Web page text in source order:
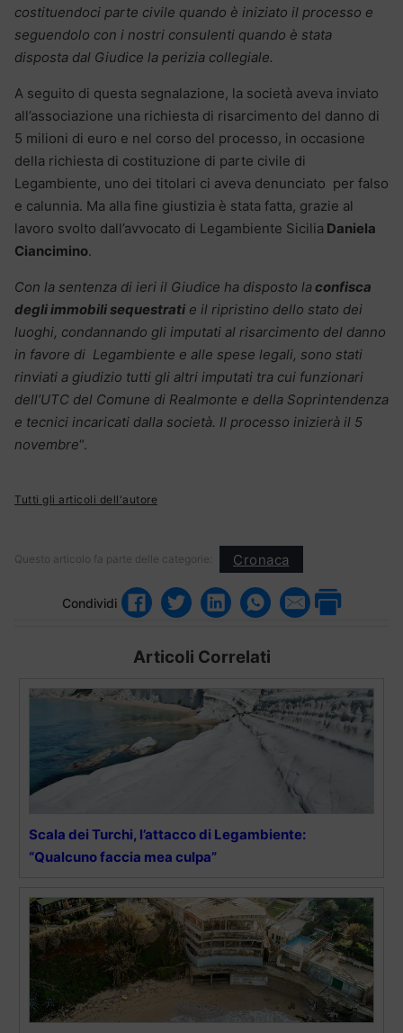
costituendoci parte civile quando è iniziato il processo e
seguendolo con i nostri consulenti quando è stata
disposta dal Giudice la perizia collegiale.
A seguito di questa segnalazione, la società aveva inviato
all’associazione una richiesta di risarcimento del danno di
5 milioni di euro e nel corso del processo, in occasione
della richiesta di costituzione di parte civile di
Legambiente, uno dei titolari ci aveva denunciato per falso
e calunnia. Ma alla fine giustizia è stata fatta, grazie al
lavoro svolto dall’avvocato di Legambiente Sicilia Daniela
Ciancimino.
Con la sentenza di ieri il Giudice ha disposto laconfisca
degli immobili sequestrati e il ripristino dello stato dei
luoghi, condannando gli imputati al risarcimento del danno
in favore di Legambiente e alle spese legali, sono stati
rinviati a giudizio tutti gli altri imputati tra cui funzionari
dell’UTC del Comune di Realmonte e della Soprintendenza
e tecnici incaricati dalla società. Il processo inizierà il 5
novembre“.
Tutti gli articoli dell'autore
Questo articolo fa parte delle categorie: Cronaca
Condividi
Articoli Correlati
Scala dei Turchi, l’attacco di Legambiente:
“Qualcuno faccia mea culpa”